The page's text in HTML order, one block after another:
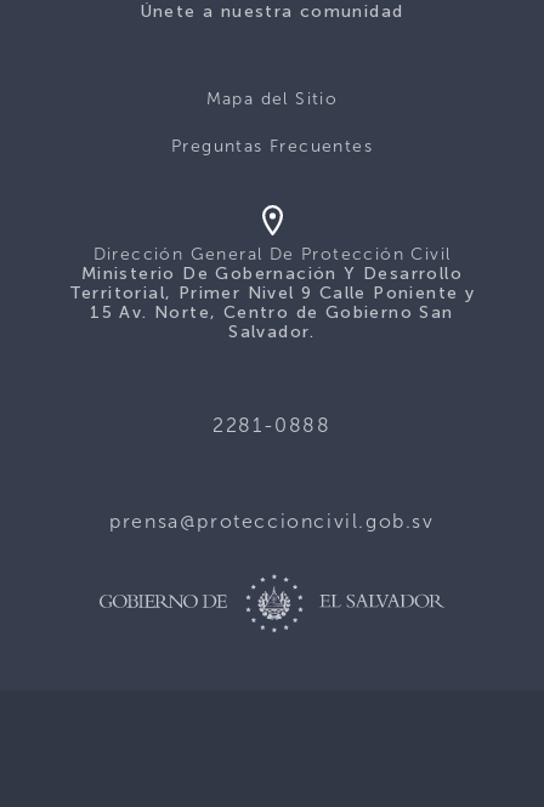
Únete a nuestra comunidad
Mapa del Sitio
Preguntas Frecuentes
Dirección General De Protección Civil
Ministerio De Gobernación Y Desarrollo
Territorial, Primer Nivel 9 Calle Poniente y
15 Av. Norte, Centro de Gobierno San
Salvador.
2281-0888
prensa@proteccioncivil.gob.sv